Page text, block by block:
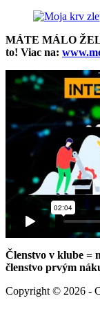
MÁTE MÁLO
to! Viac na:
Členstvo v klube =
členstvo prvým
Copyright © 2026 -